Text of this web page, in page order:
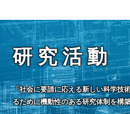
研究活動
「社会に要請に応える新しい科学技
るために機動性のある研究体制を構